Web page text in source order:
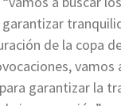
de la copa
vamos
garantizar la